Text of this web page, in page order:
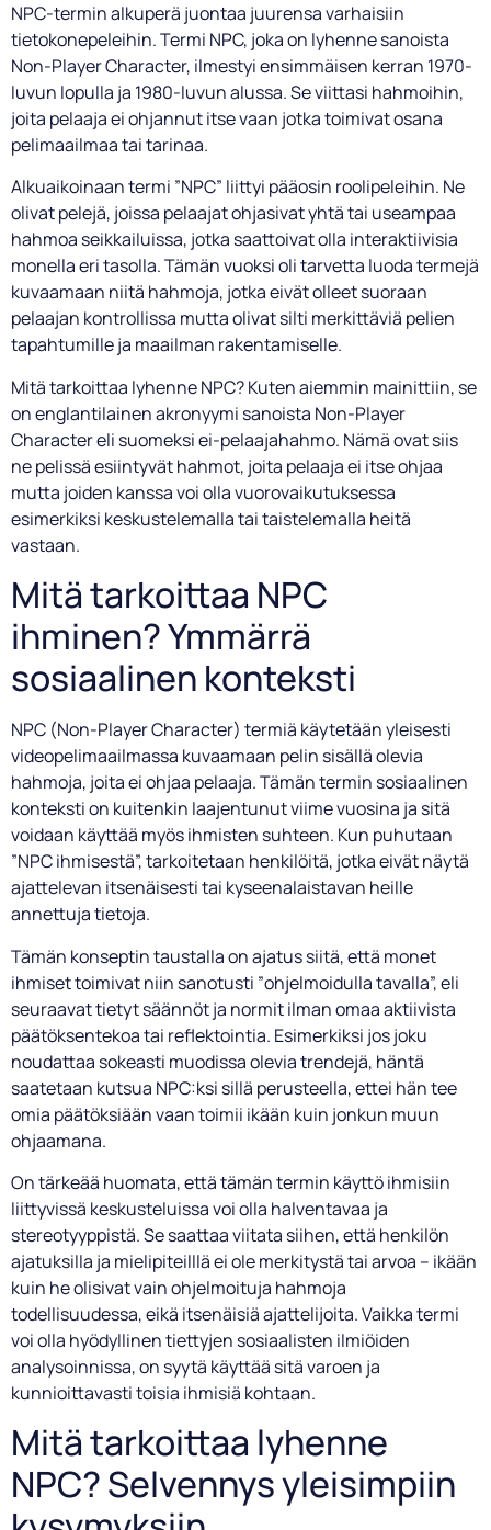
NPC-termin alkuperä juontaa juurensa varhaisiin
tietokonepeleihin. Termi NPC, joka on lyhenne sanoista
Non-Player Character, ilmestyi ensimmäisen kerran 1970-
luvun lopulla ja 1980-luvun alussa. Se viittasi hahmoihin,
joita pelaaja ei ohjannut itse vaan jotka toimivat osana
pelimaailmaa tai tarinaa.
Alkuaikoinaan termi ”NPC” liittyi pääosin roolipeleihin. Ne
olivat pelejä, joissa pelaajat ohjasivat yhtä tai useampaa
hahmoa seikkailuissa, jotka saattoivat olla interaktiivisia
monella eri tasolla. Tämän vuoksi oli tarvetta luoda termejä
kuvaamaan niitä hahmoja, jotka eivät olleet suoraan
pelaajan kontrollissa mutta olivat silti merkittäviä pelien
tapahtumille ja maailman rakentamiselle.
Mitä tarkoittaa lyhenne NPC? Kuten aiemmin mainittiin, se
on englantilainen akronyymi sanoista Non-Player
Character eli suomeksi ei-pelaajahahmo. Nämä ovat siis
ne pelissä esiintyvät hahmot, joita pelaaja ei itse ohjaa
mutta joiden kanssa voi olla vuorovaikutuksessa
esimerkiksi keskustelemalla tai taistelemalla heitä
vastaan.
Mitä tarkoittaa NPC
ihminen? Ymmärrä
sosiaalinen konteksti
NPC (Non-Player Character) termiä käytetään yleisesti
videopelimaailmassa kuvaamaan pelin sisällä olevia
hahmoja, joita ei ohjaa pelaaja. Tämän termin sosiaalinen
konteksti on kuitenkin laajentunut viime vuosina ja sitä
voidaan käyttää myös ihmisten suhteen. Kun puhutaan
”NPC ihmisestä”, tarkoitetaan henkilöitä, jotka eivät näytä
ajattelevan itsenäisesti tai kyseenalaistavan heille
annettuja tietoja.
Tämän konseptin taustalla on ajatus siitä, että monet
ihmiset toimivat niin sanotusti ”ohjelmoidulla tavalla”, eli
seuraavat tietyt säännöt ja normit ilman omaa aktiivista
päätöksentekoa tai reflektointia. Esimerkiksi jos joku
noudattaa sokeasti muodissa olevia trendejä, häntä
saatetaan kutsua NPC:ksi sillä perusteella, ettei hän tee
omia päätöksiään vaan toimii ikään kuin jonkun muun
ohjaamana.
On tärkeää huomata, että tämän termin käyttö ihmisiin
liittyvissä keskusteluissa voi olla halventavaa ja
stereotyyppistä. Se saattaa viitata siihen, että henkilön
ajatuksilla ja mielipiteilllä ei ole merkitystä tai arvoa – ikään
kuin he olisivat vain ohjelmoituja hahmoja
todellisuudessa, eikä itsenäisiä ajattelijoita. Vaikka termi
voi olla hyödyllinen tiettyjen sosiaalisten ilmiöiden
analysoinnissa, on syytä käyttää sitä varoen ja
kunnioittavasti toisia ihmisiä kohtaan.
Mitä tarkoittaa lyhenne
NPC? Selvennys yleisimpiin